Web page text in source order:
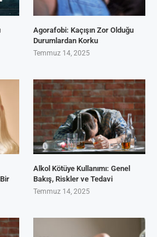
Agorafobi: Kaçışın Zor Olduğu
Durumlardan Korku
Temmuz 14, 2025
Alkol Kötüye Kullanımı: Genel
Bakış, Riskler ve Tedavi
Temmuz 14, 2025